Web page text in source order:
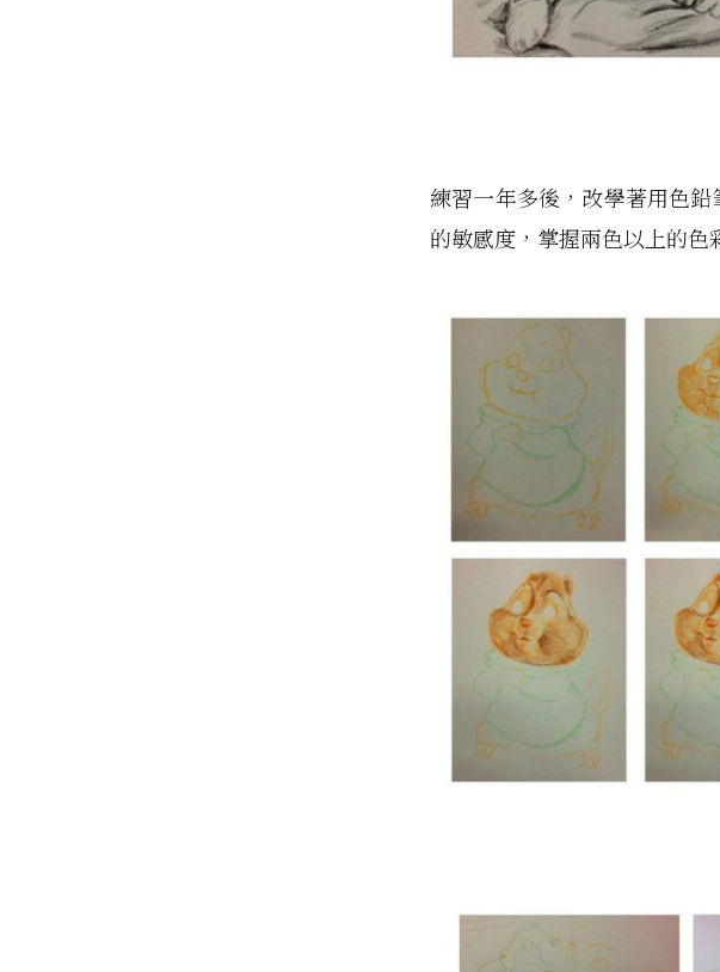
練習一年多後，改學著用色
的敏感度，掌握兩色以上的